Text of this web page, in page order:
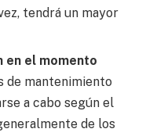
tendrá un mayor
en el momento
de mantenimiento
a cabo según el
de los